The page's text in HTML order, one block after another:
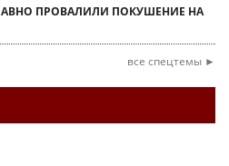
ПРОВАЛИЛИ ПОКУШЕНИЕ НА
все спецтемы ►